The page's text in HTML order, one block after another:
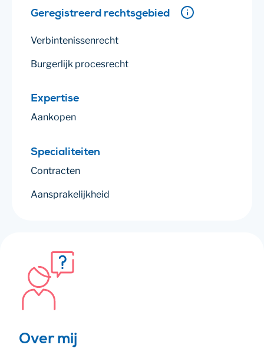
Geregistreerd rechtsgebied
Verbintenissenrecht
Burgerlijk procesrecht
Expertise
Aankopen
Specialiteiten
Contracten
Aansprakelijkheid
Over mij